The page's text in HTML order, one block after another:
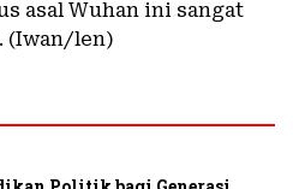
asal Wuhan ini sangat
(Iwan/len)